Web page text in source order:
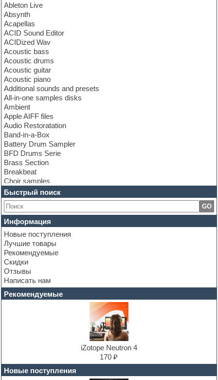
Ableton Live
Absynth
Acapellas
ACID Sound Editor
ACIDized Wav
Acoustic bass
Acoustic drums
Acoustic guitar
Acoustic piano
Additional sounds and presets
All-in-one samples disks
Ambient
Apple AIFF files
Audio Restoratation
Band-in-a-Box
Battery Drum Sampler
BFD Drums Serie
Brass Section
Breakbeat
Choir samples
Chris Hein Samples
Cinematic samples
Club bass
Club leads
Club sounds
Construction kits
Convolution
Cubase
Dance drums
Dance music production tutorials
DAW
Disco samples
DJ Software
Electric guitar
Electric piano
Быстрый поиск
GO
Информация
Новые поступления
Лучшие товары
Рекомендуемые
Скидки
Отзывы
Написать нам
Рекомендуемые
iZotope Neutron 4
170 ₽
Новые поступления